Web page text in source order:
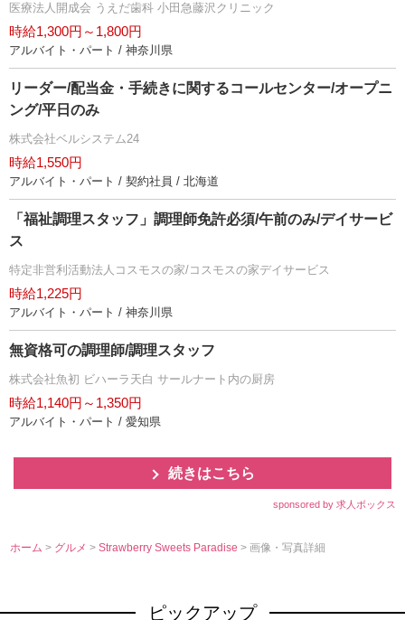
医療法人開成会 うえだ歯科 小田急藤沢クリニック
時給1,300円～1,800円
アルバイト・パート / 神奈川県
リーダー/配当金・手続きに関するコールセンター/オープニ
ング/平日のみ
株式会社ベルシステム24
時給1,550円
アルバイト・パート / 契約社員 / 北海道
「福祉調理スタッフ」調理師免許必須/午前のみ/デイサービ
ス
特定非営利活動法人コスモスの家/コスモスの家デイサービス
時給1,225円
アルバイト・パート / 神奈川県
無資格可の調理師/調理スタッフ
株式会社魚初 ビハーラ天白 サールナート内の厨房
時給1,140円～1,350円
アルバイト・パート / 愛知県
続きはこちら
sponsored by 求人ボックス
ホーム > グルメ>Strawberry Sweets Paradise> 画像・写真詳細
ピックアップ